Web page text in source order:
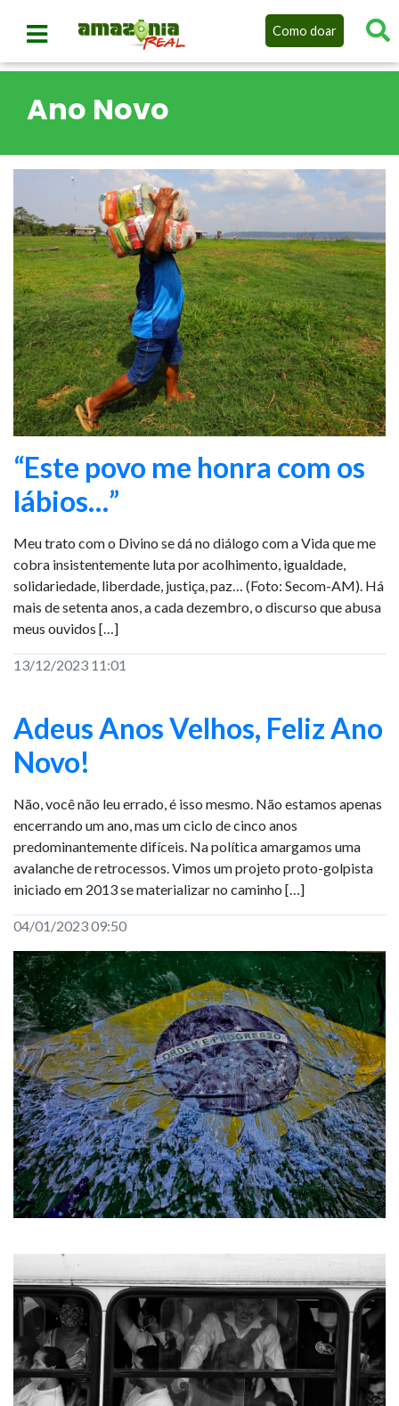
Como doar
Ano Novo
“Este povo me honra com os
lábios…”
Meu trato com o Divino se dá no diálogo com a Vida que me
cobra insistentemente luta por acolhimento, igualdade,
solidariedade, liberdade, justiça, paz… (Foto: Secom-AM). Há
mais de setenta anos, a cada dezembro, o discurso que abusa
meus ouvidos […]
13/12/2023 11:01
Adeus Anos Velhos, Feliz Ano
Novo!
Não, você não leu errado, é isso mesmo. Não estamos apenas
encerrando um ano, mas um ciclo de cinco anos
predominantemente difíceis. Na política amargamos uma
avalanche de retrocessos. Vimos um projeto proto-golpista
iniciado em 2013 se materializar no caminho […]
04/01/2023 09:50